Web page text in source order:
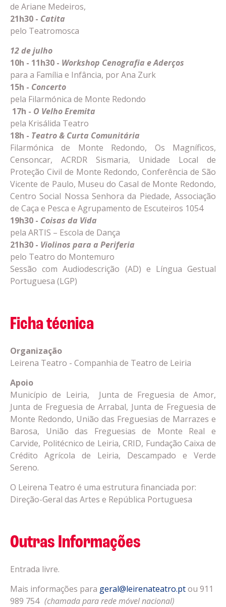
de Ariane Medeiros,
21h30 - Catita
pelo Teatromosca
12 de julho
10h - 11h30 - Workshop Cenografia e Aderços
para a Família e Infância, por Ana Zurk
15h - Concerto
pela Filarmónica de Monte Redondo
17h - O Velho Eremita
pela Krisálida Teatro
18h - Teatro & Curta Comunitária
Filarmónica de Monte Redondo, Os Magníficos,
Censoncar, ACRDR Sismaria, Unidade Local de
Proteção Civil de Monte Redondo, Conferência de São
Vicente de Paulo, Museu do Casal de Monte Redondo,
Centro Social Nossa Senhora da Piedade, Associação
de Caça e Pesca e Agrupamento de Escuteiros 1054
19h30 - Coisas da Vida
pela ARTIS – Escola de Dança
21h30 - Violinos para a Periferia
pelo Teatro do Montemuro
Sessão com Audiodescrição (AD) e Língua Gestual
Portuguesa (LGP)
Ficha técnica
Organização
Leirena Teatro - Companhia de Teatro de Leiria
Apoio
Município de Leiria, Junta de Freguesia de Amor,
Junta de Freguesia de Arrabal, Junta de Freguesia de
Monte Redondo, União das Freguesias de Marrazes e
Barosa, União das Freguesias de Monte Real e
Carvide, Politécnico de Leiria, CRID, Fundação Caixa de
Crédito Agrícola de Leiria, Descampado e Verde
Sereno.
O Leirena Teatro é uma estrutura financiada por:
Direção-Geral das Artes e República Portuguesa
Outras Informações
Entrada livre.
Mais informações para geral@leirenateatro.ptou 911
989 754 (chamada para rede móvel nacional)